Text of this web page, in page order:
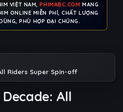
VIỆT NAM,PHIMABC.COM MANG
ONLINE MIỄN PHÍ, CHẤT LƯỢNG
PHÙ HỢP ĐẠI CHÚNG.
Riders Super Spin-off
All